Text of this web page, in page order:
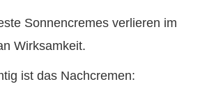
Sonnencremes verlieren im
Wirksamkeit.
ist das Nachcremen: